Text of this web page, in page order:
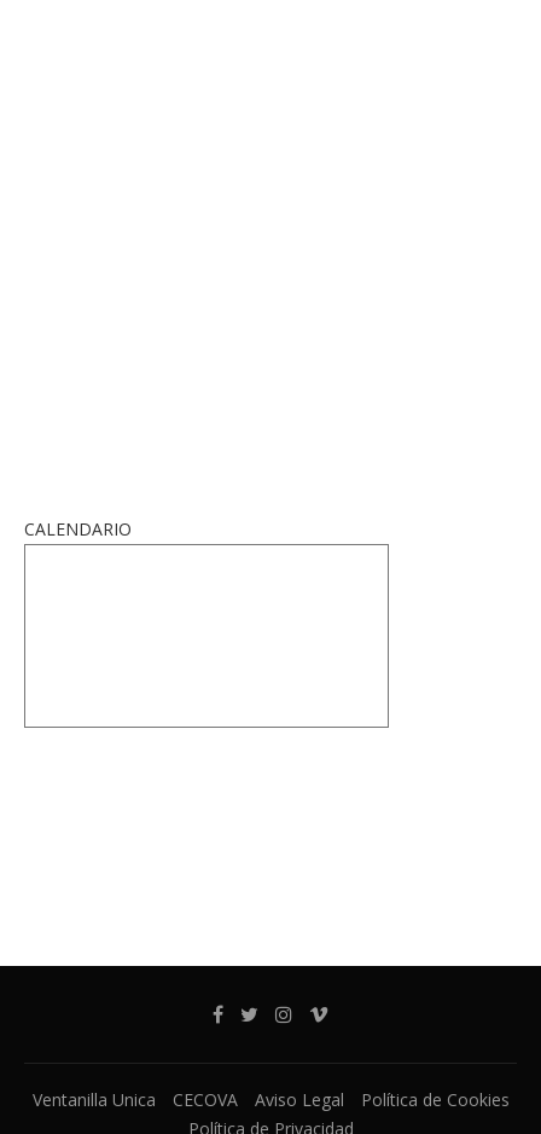
CALENDARIO
Ventanilla Unica CECOVA Aviso Legal
Política de Cookies
Política de Privacidad